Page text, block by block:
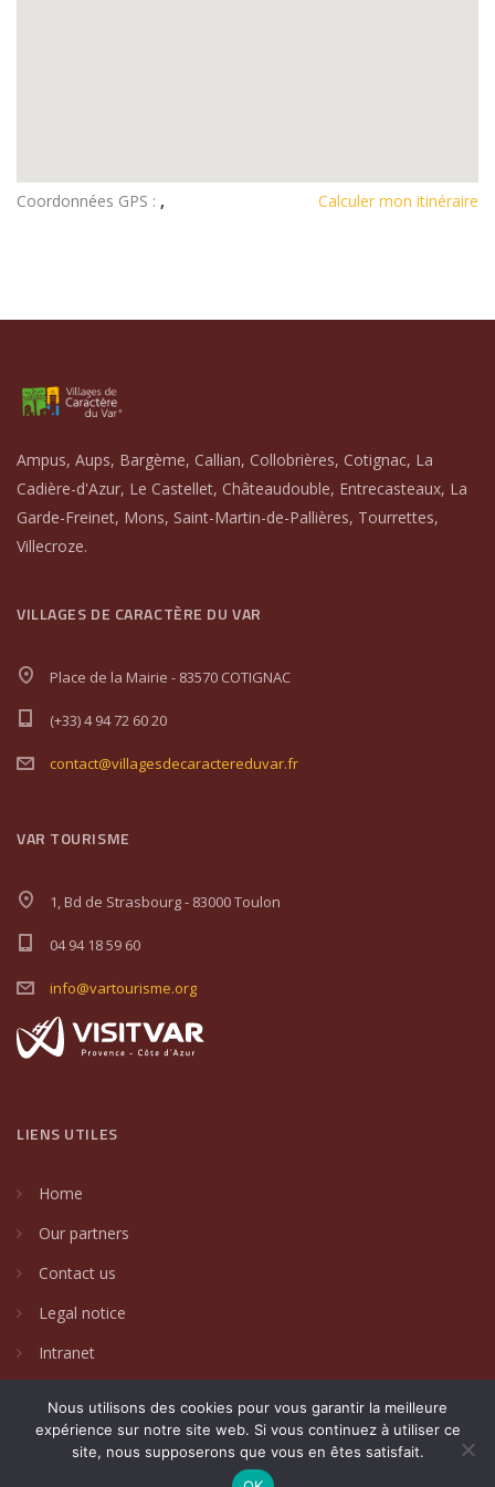
Coordonnées GPS : , Calculer mon itinéraire
Ampus, Aups, Bargème, Callian, Collobrières, Cotignac, La
Cadière-d'Azur, Le Castellet, Châteaudouble, Entrecasteaux, La
Garde-Freinet, Mons, Saint-Martin-de-Pallières, Tourrettes,
Villecroze.
VILLAGES DE CARACTÈRE DU VAR
Place de la Mairie - 83570 COTIGNAC
(+33) 4 94 72 60 20
contact@villagesdecaractereduvar.fr
VAR TOURISME
1, Bd de Strasbourg - 83000 Toulon
04 94 18 59 60
info@vartourisme.org
LIENS UTILES
Home
Our partners
Contact us
Legal notice
Intranet
2024 © Villages de caractère du Var. Un site créé parDAKIN
Communication Globale
Nous utilisons des cookies pour vous garantir la meilleure
expérience sur notre site web. Si vous continuez à utiliser ce
site, nous supposerons que vous en êtes satisfait.